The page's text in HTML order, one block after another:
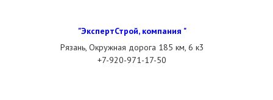
"ЭкспертСтрой, компания "
Рязань, Окружная дорога 185 км, 6 к3
+7-920-971-17-50